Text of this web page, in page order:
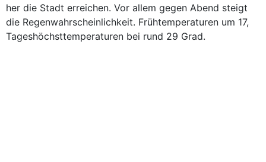
her die Stadt erreichen. Vor allem gegen Abend steigt
die Regenwahrscheinlichkeit. Frühtemperaturen um 17,
Tageshöchsttemperaturen bei rund 29 Grad.